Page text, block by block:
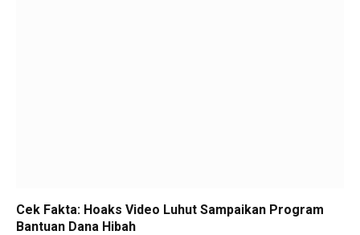
Cek Fakta: Hoaks Video Luhut Sampaikan Program
Bantuan Dana Hibah